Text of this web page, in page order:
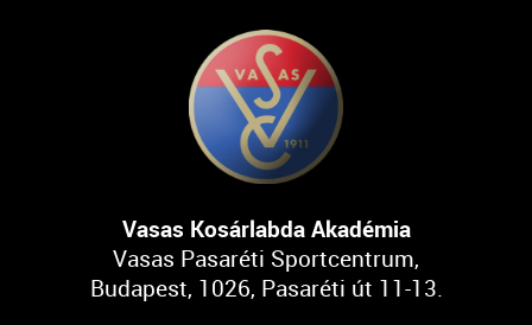
Vasas Kosárlabda Akadémia
Vasas Pasaréti Sportcentrum,
Budapest, 1026, Pasaréti út 11-13.